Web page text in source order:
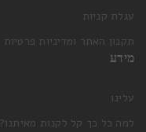
עגלת קניות
תקנון האתר ומדיניות פרטיות
מידע
עלינו
למה כל כך קל לקנות מאיתנו?